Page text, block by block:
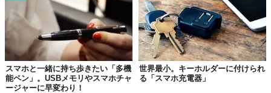
スマホと一緒に持ち歩きたい「多機
能ペン」。USBメモリやスマホチャ
ージャーに早変わり！
世界最小。キーホルダーに付けられ
る「スマホ充電器」